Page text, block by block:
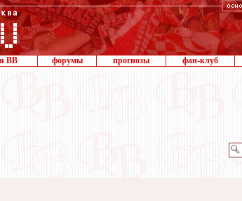
ВВ форумы прогнозы фан-клуб